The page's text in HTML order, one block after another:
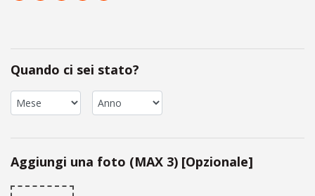
Quando ci sei stato?
Aggiungi una foto (MAX 3) [Opzionale]